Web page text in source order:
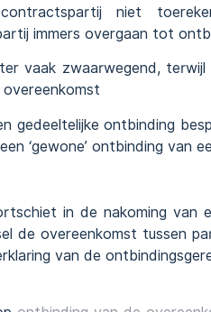
niet
immers overgaan tot
vaak zwaarwegend,
gedeeltelijke ontbinding
‘gewone’ ontbinding van
in de nakoming van
de overeenkomst tussen
van de